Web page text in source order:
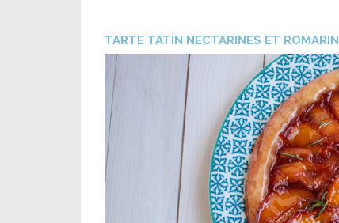
TARTE TATIN NECTARINES ET ROMARIN